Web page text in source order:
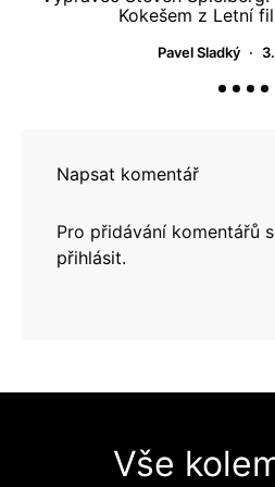
Kokešem z Letní
Pavel Sladký
Napsat komentář
Pro přidávání komentářů
přihlásit.
Vše